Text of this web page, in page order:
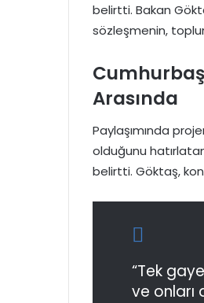
belirtti. Bakan
sözleşmenin,
Arasında
Paylaşımında
olduğunu
belirtti. Göktaş,
“Tek
ve onları